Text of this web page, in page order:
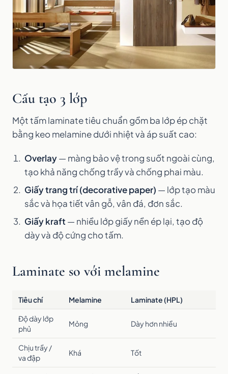
Cấu tạo 3 lớp
Một tấm laminate tiêu chuẩn gồm ba lớp ép chặt
bằng keo melamine dưới nhiệt và áp suất cao:
Overlay— màng bảo vệ trong suốt ngoài cùng,
tạo khả năng chống trầy và chống phai màu.
Giấy trang trí (decorative paper) — lớp tạo màu
sắc và họa tiết vân gỗ, vân đá, đơn sắc.
Giấy kraft — nhiều lớp giấy nền ép lại, tạo độ
dày và độ cứng cho tấm.
Laminate so với melamine
Tiêu chí Melamine Laminate (HPL)
Độ dày lớp
phủ
Mỏng Dày hơn nhiều
Chịu trầy /
va đập
Khá Tốt